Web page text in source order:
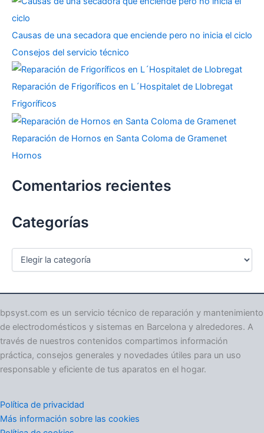
Causas de una secadora que enciende pero no inicia el ciclo
Consejos del servicio técnico
Reparación de Frigoríficos en L´Hospitalet de Llobregat
Frigoríficos
Reparación de Hornos en Santa Coloma de Gramenet
Hornos
Comentarios recientes
Categorías
C
o
r
a
s
bpsyst.com es un servicio técnico de reparación y mantenimiento
de electrodomésticos y sistemas en Barcelona y alrededores. A
través de nuestros contenidos compartimos información
práctica, consejos generales y novedades útiles para un uso
responsable y eficiente de tus aparatos en el hogar.
Política de privacidad
Más información sobre las cookies